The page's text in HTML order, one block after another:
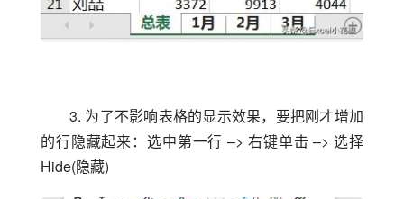
3. 为了不影响表格的显示效果，要把刚才增加
的行隐藏起来：选中第一行 –> 右键单击 –> 选择
Hide(隐藏)